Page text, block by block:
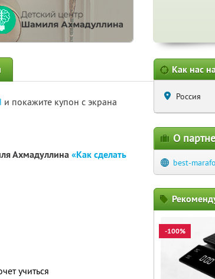
и покажите купон с экрана
Ахмадуллина«Как сделать
учиться
Как нас
Россия
О
best-
-100%